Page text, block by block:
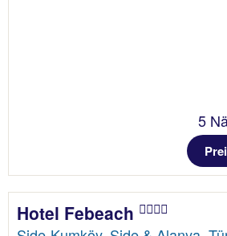
5
Hotel Febeach